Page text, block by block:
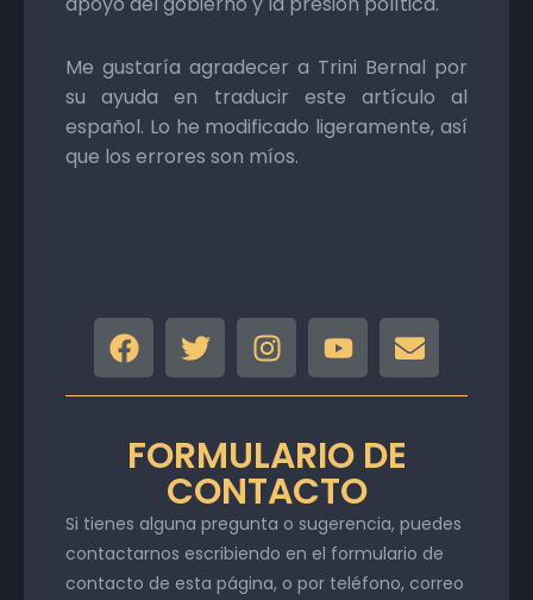
Me gustaría agradecer a Trini Bernal por
su ayuda en traducir este artículo al
español. Lo he modificado ligeramente, así
que los errores son míos.
FORMULARIO DE
CONTACTO
Si tienes alguna pregunta o sugerencia, puedes
contactarnos escribiendo en el formulario de
contacto de esta página, o por teléfono, correo